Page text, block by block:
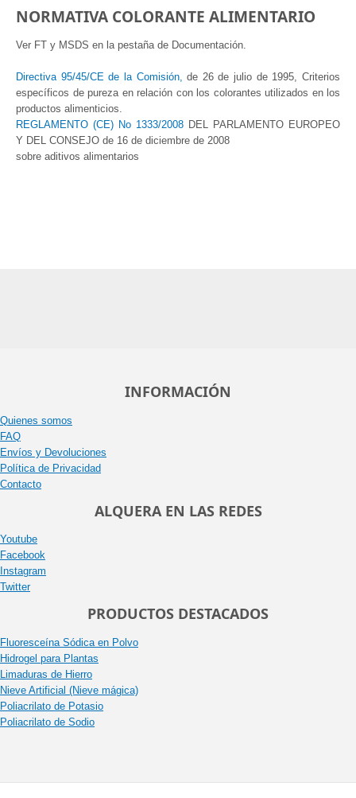
NORMATIVA COLORANTE ALIMENTARIO
Ver FT y MSDS en la pestaña de Documentación.
Directiva 95/45/CE de la Comisión, de 26 de julio de 1995, Criterios
específicos de pureza en relación con los colorantes utilizados en los
productos alimenticios.
REGLAMENTO (CE) No 1333/2008 DEL PARLAMENTO EUROPEO
Y DEL CONSEJO de 16 de diciembre de 2008
sobre aditivos alimentarios
INFORMACIÓN
Quienes somos
FAQ
Envíos y Devoluciones
Política de Privacidad
Contacto
ALQUERA EN LAS REDES
Youtube
Facebook
Instagram
Twitter
PRODUCTOS DESTACADOS
Fluoresceína Sódica en Polvo
Hidrogel para Plantas
Limaduras de Hierro
Nieve Artificial (Nieve mágica)
Poliacrilato de Potasio
Poliacrilato de Sodio